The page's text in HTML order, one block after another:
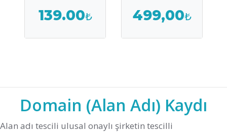
139.00₺ 499,00₺
Domain (Alan Adı) Kaydı
Alan adı tescili ulusal onaylı şirketin tescilli